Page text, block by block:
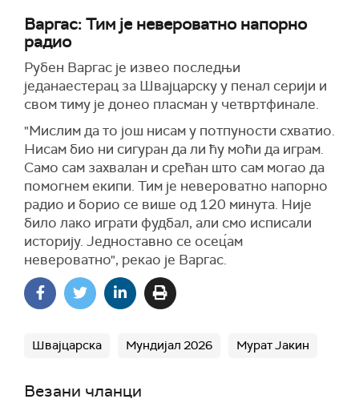
Варгас: Тим је невероватно напорно
радио
Рубен Варгас је извео последњи
једанаестерац за Швајцарску у пенал серији и
свом тиму је донео пласман у четвртфинале.
"Мислим да то још нисам у потпуности схватио.
Нисам био ни сигуран да ли ћу моћи да играм.
Само сам захвалан и срећан што сам могао да
помогнем екипи. Тим је невероватно напорно
радио и борио се више од 120 минута. Није
било лако играти фудбал, али смо исписали
историју. Једноставно се осец́ам
невероватно", рекао је Варгас.
Швајцарска Мундијал 2026 Мурат Јакин
Везани чланци